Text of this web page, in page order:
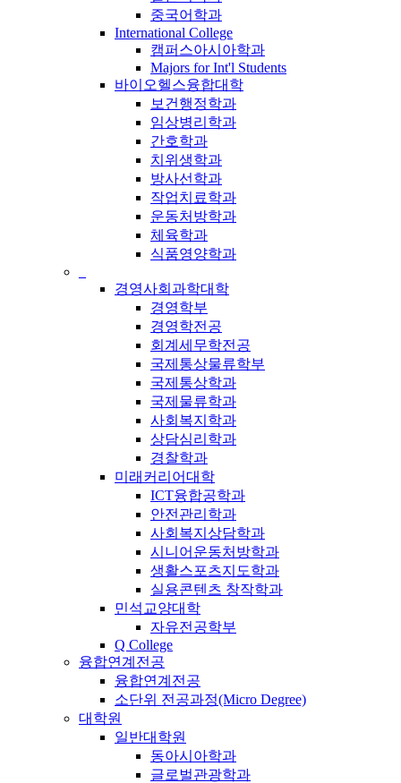
중국어학과
International College
캠퍼스아시아학과
Majors for Int'l Students
바이오헬스융합대학
보건행정학과
임상병리학과
간호학과
치위생학과
방사선학과
작업치료학과
운동처방학과
체육학과
식품영양학과
경영사회과학대학
경영학부
경영학전공
회계세무학전공
국제통상물류학부
국제통상학과
국제물류학과
사회복지학과
상담심리학과
경찰학과
미래커리어대학
ICT융합공학과
안전관리학과
사회복지상담학과
시니어운동처방학과
생활스포츠지도학과
실용콘텐츠 창작학과
민석교양대학
자유전공학부
Q College
융합연계전공
융합연계전공
소단위 전공과정(Micro Degree)
대학원
일반대학원
동아시아학과
글로벌관광학과